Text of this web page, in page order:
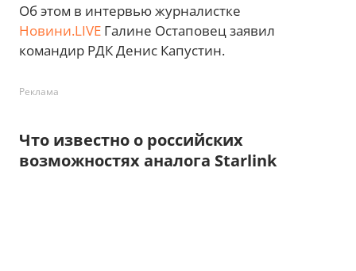
Об этом в интервью журналистке
Новини.LIVE Галине Остаповец заявил
командир РДК Денис Капустин.
Реклама
Что известно о российских
возможностях аналога Starlink